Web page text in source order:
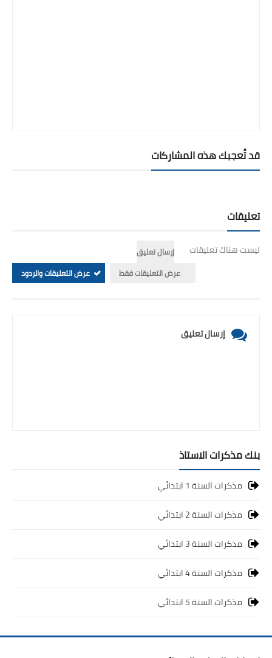
قد تُعجبك هذه المشاركات
تعليقات
ليست هناك تعليقات
إرسال تعليق
عرض التعليقات فقط
عرض التعليقات والردود
إرسال تعليق
بنك مذكرات الاستاذ
مذكرات السنة 1 ابتدائي
مذكرات السنة 2 ابتدائي
مذكرات السنة 3 ابتدائي
مذكرات السنة 4 ابتدائي
مذكرات السنة 5 ابتدائي